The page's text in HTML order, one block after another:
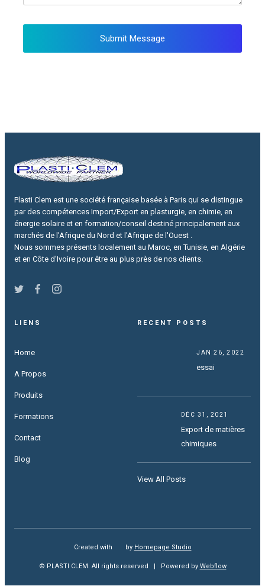
Plasti Clem est une société française basée à Paris qui se distingue
par des compétences Import/Export en plasturgie, en chimie, en
énergie solaire et en formation/conseil destiné principalement aux
marchés de l'Afrique du Nord et l'Afrique de l'Ouest .
Nous sommes présents localement au Maroc, en Tunisie, en Algérie
et en Côte d'Ivoire pour être au plus près de nos clients.
LIENS
Home
A Propos
Produits
Formations
Contact
Blog
RECENT POSTS
JAN 26, 2022
essai
DÉC 31, 2021
Export de matières
chimiques
View All Posts
Created with by Homepage Studio
© PLASTI CLEM. All rights reserved | Powered by Webflow